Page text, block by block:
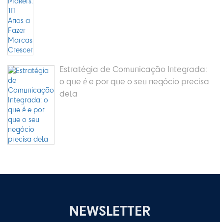
Estratégia de Comunicação Integrada:
o que é e por que o seu negócio precisa
dela
NEWSLETTER